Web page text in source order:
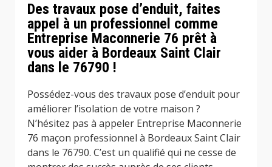
Des travaux pose d’enduit, faites
appel à un professionnel comme
Entreprise Maconnerie 76 prêt à
vous aider à Bordeaux Saint Clair
dans le 76790 !
Possédez-vous des travaux pose d’enduit pour
améliorer l’isolation de votre maison ?
N’hésitez pas à appeler Entreprise Maconnerie
76 maçon professionnel à Bordeaux Saint Clair
dans le 76790. C’est un qualifié qui ne cesse de